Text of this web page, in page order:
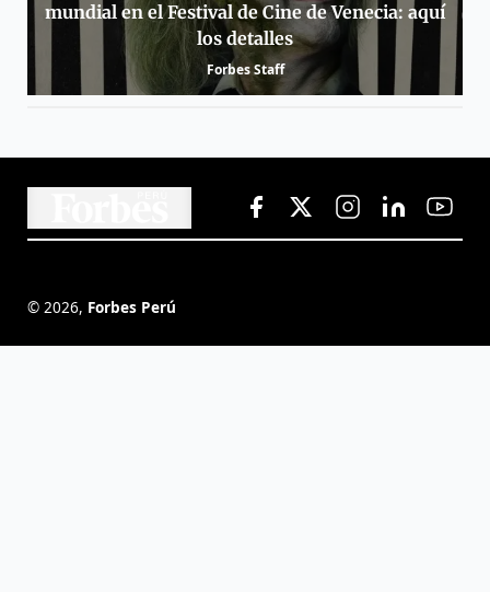
mundial en el Festival de Cine de Venecia: aquí
los detalles
Forbes Staff
© 2026, Forbes Perú